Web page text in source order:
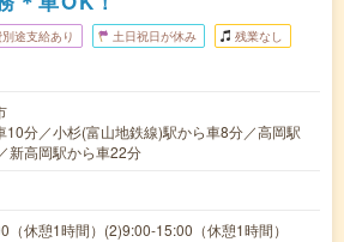
途支給あり 土日祝日が休み 残業なし
10分／小杉(富山地鉄線)駅から車8分／高岡駅
新高岡駅から車22分
（休憩1時間）(2)9:00-15:00（休憩1時間）